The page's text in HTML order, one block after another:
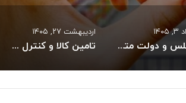
مجلس و دولت متعهد به حل بحران دارو و تجهیزات پزشکی شدند
اردیبهشت ۲۷, ۱۴۰۵
تامین کالا و کنترل قیمت هااز راهبردهای اصلی دولت است